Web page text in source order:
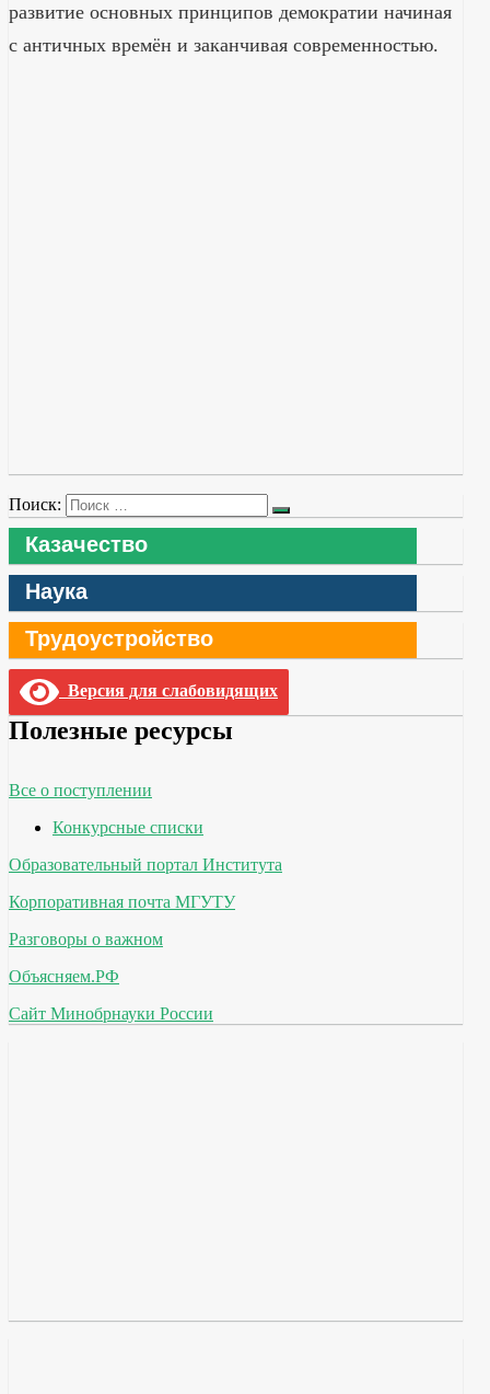
развитие основных принципов демократии начиная
с античных времён и заканчивая современностью.
Поиск:
Казачество
Наука
Трудоустройство
Версия для слабовидящих
Полезные ресурсы
Все о поступлении
Конкурсные списки
Образовательный портал Института
Корпоративная почта МГУТУ
Разговоры о важном
Объясняем.РФ
Сайт Минобрнауки России